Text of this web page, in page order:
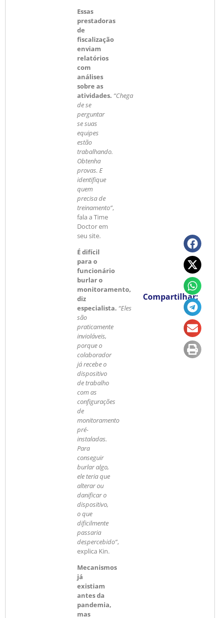
Essas
prestadoras
de
fiscalização
enviam
relatórios
com
análises
sobre as
atividades. “Chega
de se
perguntar
se suas
equipes
estão
trabalhando.
Obtenha
provas. E
identifique
quem
precisa de
treinamento”,
fala a Time
Doctor em
seu site.
É difícil
para o
funcionário
burlar o
monitoramento,
diz
especialista. “Eles
são
praticamente
invioláveis,
porque o
colaborador
já recebe o
dispositivo
de trabalho
com as
configurações
de
monitoramento
pré-
instaladas.
Para
conseguir
burlar algo,
ele teria que
alterar ou
danificar o
dispositivo,
o que
dificilmente
passaria
despercebido”,
explica Kin.
Mecanismos
já
existiam
antes da
pandemia,
mas
Compartilhar: